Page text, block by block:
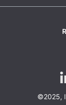
©2025,